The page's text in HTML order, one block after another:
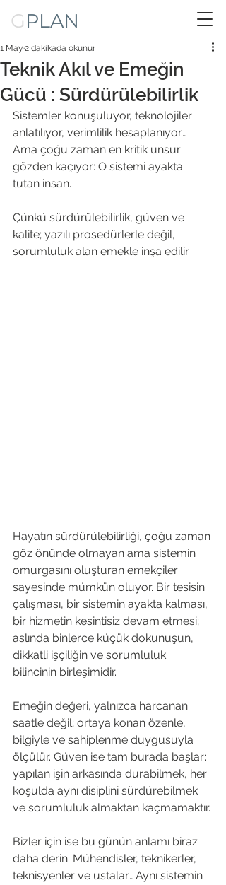
GPLAN
Teknik Akıl ve Emeğin
Gücü : Sürdürülebilirlik
1 May 2 dakikada okunur
Sistemler konuşuluyor, teknolojiler
anlatılıyor, verimlilik hesaplanıyor…
Ama çoğu zaman en kritik unsur
gözden kaçıyor: O sistemi ayakta
tutan insan.
Çünkü sürdürülebilirlik, güven ve
kalite; yazılı prosedürlerle değil,
sorumluluk alan emekle inşa edilir.
Hayatın sürdürülebilirliği, çoğu zaman
göz önünde olmayan ama sistemin
omurgasını oluşturan emekçiler
sayesinde mümkün oluyor. Bir tesisin
çalışması, bir sistemin ayakta kalması,
bir hizmetin kesintisiz devam etmesi;
aslında binlerce küçük dokunuşun,
dikkatli işçiliğin ve sorumluluk
bilincinin birleşimidir.
Emeğin değeri, yalnızca harcanan
saatle değil; ortaya konan özenle,
bilgiyle ve sahiplenme duygusuyla
ölçülür. Güven ise tam burada başlar:
yapılan işin arkasında durabilmek, her
koşulda aynı disiplini sürdürebilmek
ve sorumluluk almaktan kaçmamaktır.
Bizler için ise bu günün anlamı biraz
daha derin. Mühendisler, teknikerler,
teknisyenler ve ustalar… Aynı sistemin